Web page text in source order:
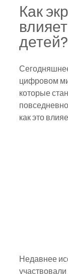
Как
детей?
цифровом
которые
как это
Недавнее
участвовали